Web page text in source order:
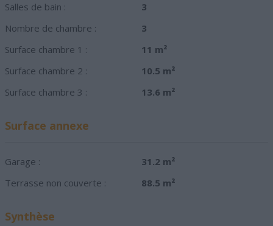
Salles de bain :
3
Nombre de chambre :
3
Surface chambre 1 :
11 m²
Surface chambre 2 :
10.5 m²
Surface chambre 3 :
13.6 m²
Surface annexe
Garage :
31.2 m²
Terrasse non couverte :
88.5 m²
Synthèse